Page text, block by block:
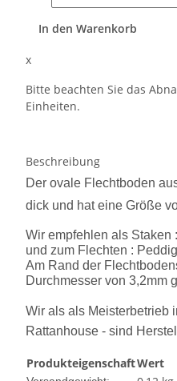
In den Warenkorb
x
Bitte beachten Sie das
Einheiten.
Beschreibung
Der ovale Flechtboden
dick und hat eine Größe
Wir empfehlen als Staken
und zum Flechten :
Am Rand der
Durchmesser von 3,2mm
Wir als als Meisterbetrieb
Rattanhouse - sind
ProdukteigenschaftWert